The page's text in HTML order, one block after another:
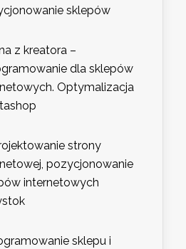
sklepów
z kreatora –
dla sklepów
Optymalizacja
strony
pozycjonowanie
internetowych
sklepu i